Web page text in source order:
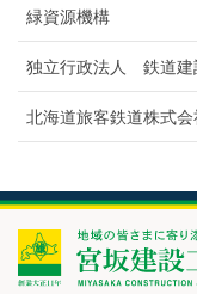
緑資源機構
独立行政法人 鉄道建
北海道旅客鉄道株式会